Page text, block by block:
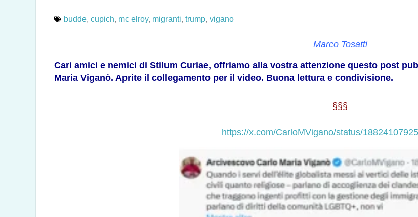
budde, cupich, mc elroy, migranti, trump, vigano
Marco Tosatti
Cari amici e nemici di Stilum Curiae, offriamo alla vostra attenzione questo post
Maria Viganò. Aprite il collegamento per il video. Buona lettura e condivisione.
§§§
https://x.com/CarloMVigano/status/